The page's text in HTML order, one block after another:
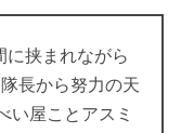
に挟まれながら
長から努力の天
い屋ことアスミ